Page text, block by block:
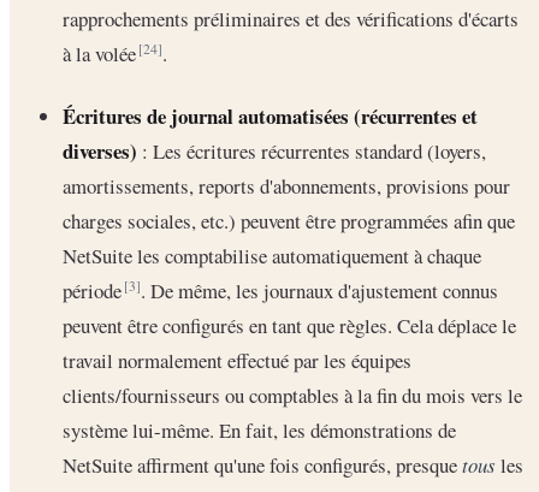
rapprochements préliminaires et des vérifications d'écarts
à la volée[24].
Écritures de journal automatisées (récurrentes et
diverses) : Les écritures récurrentes standard (loyers,
amortissements, reports d'abonnements, provisions pour
charges sociales, etc.) peuvent être programmées afin que
NetSuite les comptabilise automatiquement à chaque
période[3]. De même, les journaux d'ajustement connus
peuvent être configurés en tant que règles. Cela déplace le
travail normalement effectué par les équipes
clients/fournisseurs ou comptables à la fin du mois vers le
système lui-même. En fait, les démonstrations de
NetSuite affirment qu'une fois configurés, presquetous les